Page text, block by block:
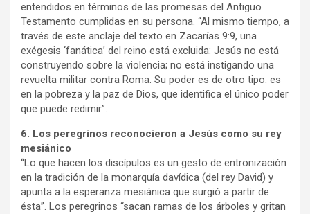
entendidos en términos de las promesas del Antiguo
Testamento cumplidas en su persona. “Al mismo tiempo, a
través de este anclaje del texto en Zacarías 9:9, una
exégesis ‘fanática’ del reino está excluida: Jesús no está
construyendo sobre la violencia; no está instigando una
revuelta militar contra Roma. Su poder es de otro tipo: es
en la pobreza y la paz de Dios, que identifica el único poder
que puede redimir”.
6. Los peregrinos reconocieron a Jesús como su rey
mesiánico
“Lo que hacen los discípulos es un gesto de entronización
en la tradición de la monarquía davídica (del rey David) y
apunta a la esperanza mesiánica que surgió a partir de
ésta”. Los peregrinos “sacan ramas de los árboles y gritan